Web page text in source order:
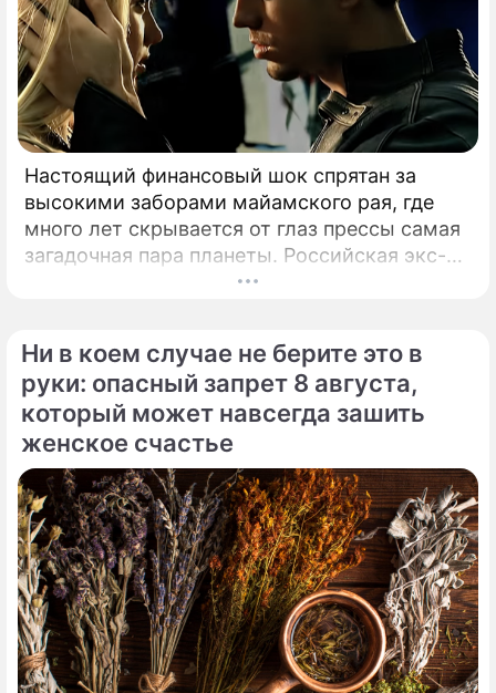
Настоящий финансовый шок спрятан за
высокими заборами майамского рая, где
много лет скрывается от глаз прессы самая
загадочная пара планеты. Российская экс-
теннисистка Анна Курникова и испанский
самых закрытых и непубличных пар
мирового шоу-бизнеса.
Ни в коем случае не берите это в
руки: опасный запрет 8 августа,
который может навсегда зашить
женское счастье